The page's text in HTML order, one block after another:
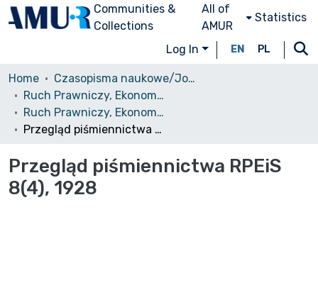
Communities &
Collections
All of
AMUR
Statistics
Log In EN PL
Home
Czasopisma naukowe/Journals
Ruch Prawniczy, Ekonomiczny i Socjologiczny
Ruch Prawniczy, Ekonomiczny i Socjologiczny, 1928, nr 4
Przegląd piśmiennictwa RPEiS 8(4), 1928
Przegląd piśmiennictwa RPEiS
8(4), 1928